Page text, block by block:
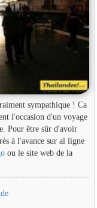
sympathique ! Ca
l'occasion d'un voyage
Pour être sûr d'avoir
à l'avance sur al ligne
ou le site web de la